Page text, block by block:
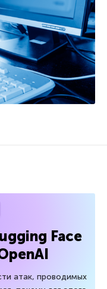
Face
атак, проводимых